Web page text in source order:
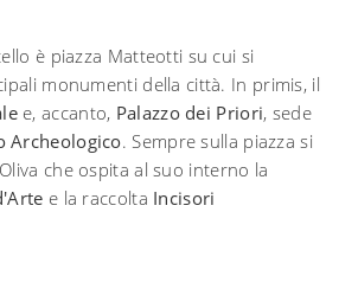
è piazza Matteotti su cui si
monumenti della città. In primis, il
e, accanto, Palazzo dei Priori, sede
Archeologico. Sempre sulla piazza si
che ospita al suo interno la
e la raccolta Incisori